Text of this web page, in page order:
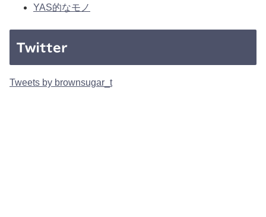
YAS的なモノ
Twitter
Tweets by brownsugar_t